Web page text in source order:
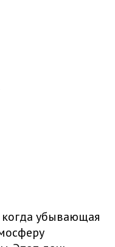
убывающая